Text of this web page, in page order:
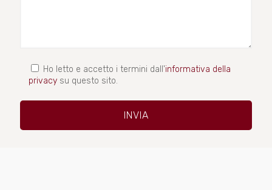
Ho letto e accetto i termini dall'informativa della
privacy su questo sito.